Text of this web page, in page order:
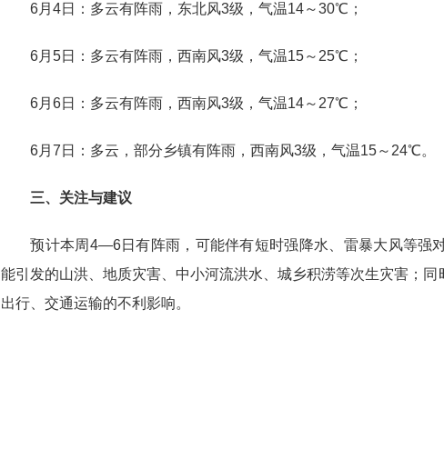
6月4日：多云有阵雨，东北风3级，气温14～30℃；
6月5日：多云有阵雨，西南风3级，气温15～25℃；
6月6日：多云有阵雨，西南风3级，气温14～27℃；
6月7日：多云，部分乡镇有阵雨，西南风3级，气温15～24℃。
三、关注与建议
预计本周4—6日有阵雨，可能伴有短时强降水、雷暴大风等强
能引发的山洪、地质灾害、中小河流洪水、城乡积涝等次生灾害；
出行、交通运输的不利影响。